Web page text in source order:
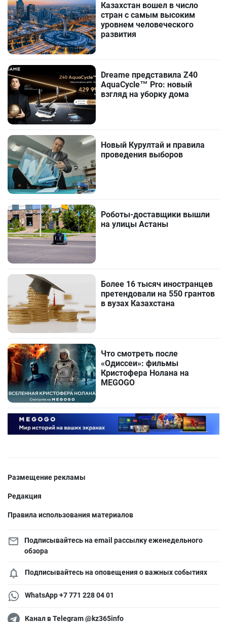
Казахстан вошел в число
стран с самым высоким
уровнем человеческого
развития
Dreame представила Z40
AquaCycle™ Pro: новый
взгляд на уборку дома
Новый Курултай и правила
проведения выборов
Роботы-доставщики вышли
на улицы Астаны
Более 16 тысяч иностранцев
претендовали на 550 грантов
в вузах Казахстана
Что смотреть после
«Одиссеи»: фильмы
Кристофера Нолана на
MEGOGO
Размещение рекламы
Редакция
Правила использования материалов
Подписывайтесь на email рассылку еженедельного
обзора
Подписывайтесь на оповещения о важных событиях
WhatsApp +7 771 228 04 01
Канал в Telegram @kz365info